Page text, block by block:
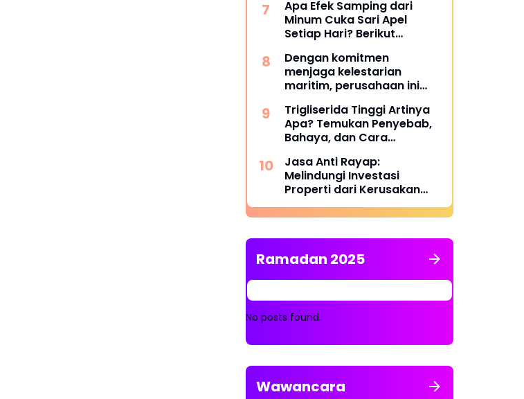
Apa Efek Samping dari
Minum Cuka Sari Apel
Setiap Hari? Berikut
Dengan komitmen
menjaga kelestarian
maritim, perusahaan ini
TKDN, mencapai lebih dari
55 persen.
Trigliserida Tinggi Artinya
Apa? Temukan Penyebab,
Bahaya, dan Cara
Jasa Anti Rayap:
Melindungi Investasi
Properti dari Kerusakan
Struktural yang Tidak
Terlihat
Ramadan 2025
No posts found.
Wawancara